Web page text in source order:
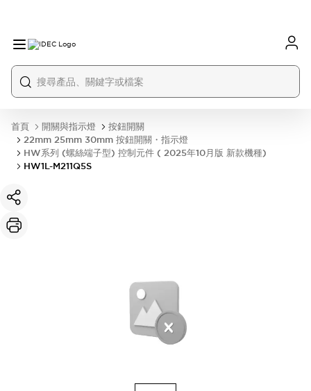
首頁 開關與指示燈
按鈕開關
22mm 25mm 30mm 按鈕開關・指示燈
HW系列 (螺絲端子型) 控制元件 ( 2025年10月版 新款機種)
HW1L-M211Q5S